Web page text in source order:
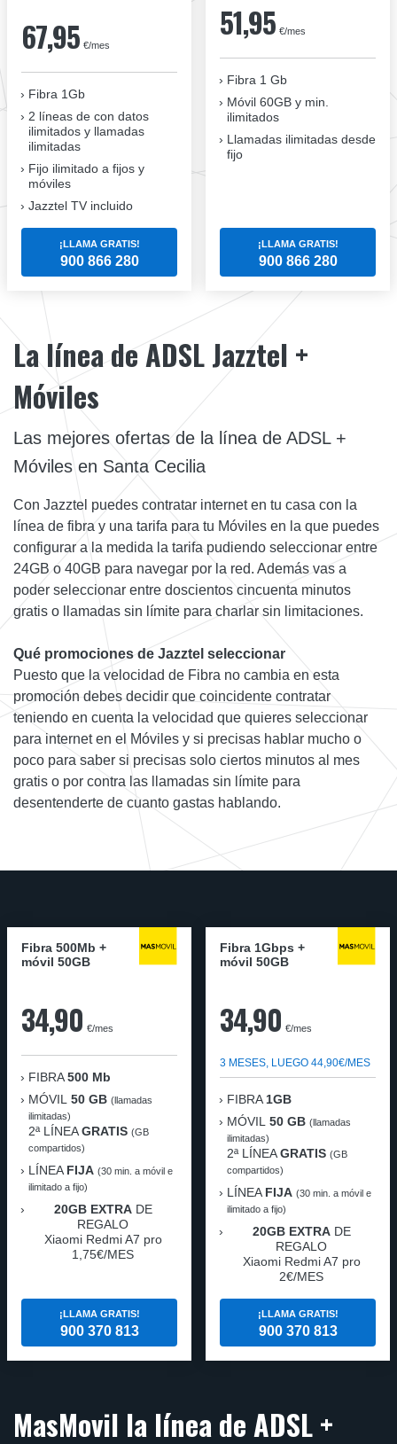
67,95 €/mes
Fibra 1Gb
2 líneas de con datos
ilimitados y llamadas
ilimitadas
Fijo ilimitado a fijos y
móviles
Jazztel TV incluido
¡LLAMA GRATIS!
900 866 280
51,95 €/mes
Fibra 1 Gb
Móvil 60GB y min.
ilimitados
Llamadas ilimitadas desde
fijo
¡LLAMA GRATIS!
900 866 280
La línea de ADSL Jazztel +
Móviles
Las mejores ofertas de la línea de ADSL +
Móviles en Santa Cecilia
Con Jazztel puedes contratar internet en tu casa con la
línea de fibra y una tarifa para tu Móviles en la que puedes
configurar a la medida la tarifa pudiendo seleccionar entre
24GB o 40GB para navegar por la red. Además vas a
poder seleccionar entre doscientos cincuenta minutos
gratis o llamadas sin límite para charlar sin limitaciones.
Qué promociones de Jazztel seleccionar
Puesto que la velocidad de Fibra no cambia en esta
promoción debes decidir que coincidente contratar
teniendo en cuenta la velocidad que quieres seleccionar
para internet en el Móviles y si precisas hablar mucho o
poco para saber si precisas solo ciertos minutos al mes
gratis o por contra las llamadas sin límite para
desentenderte de cuanto gastas hablando.
Fibra 500Mb +
móvil 50GB
34,90 €/mes
FIBRA 500 Mb
MÓVIL 50 GB (llamadas
ilimitadas)
2ª LÍNEAGRATIS (GB
compartidos)
LÍNEA FIJA (30 min. a móvil e
ilimitado a fijo)
20GB EXTRADE
REGALO
Xiaomi Redmi A7 pro
1,75€/MES
¡LLAMA GRATIS!
900 370 813
Fibra 1Gbps +
móvil 50GB
34,90 €/mes
3 MESES, LUEGO 44,90€/MES
FIBRA 1GB
MÓVIL 50 GB (llamadas
ilimitadas)
2ª LÍNEAGRATIS (GB
compartidos)
LÍNEA FIJA (30 min. a móvil e
ilimitado a fijo)
20GB EXTRADE
REGALO
Xiaomi Redmi A7 pro
2€/MES
¡LLAMA GRATIS!
900 370 813
MasMovil la línea de ADSL +